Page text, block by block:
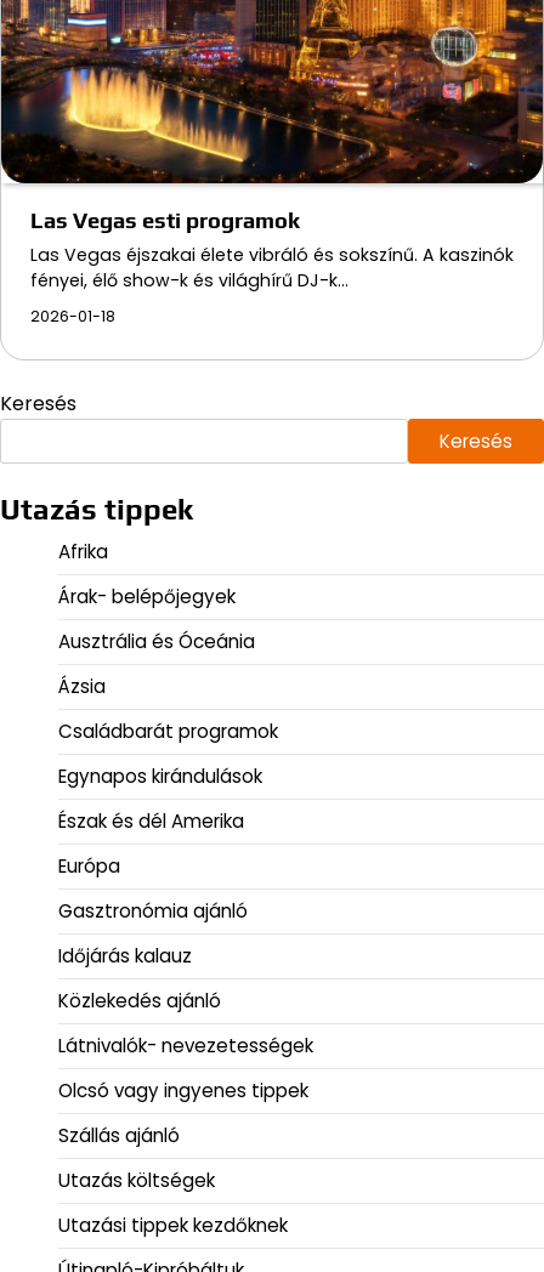
Las Vegas esti programok
Las Vegas éjszakai élete vibráló és sokszínű. A kaszinók
fényei, élő show-k és világhírű DJ-k…
2026-01-18
Keresés
Keresés
Utazás tippek
Afrika
Árak- belépőjegyek
Ausztrália és Óceánia
Ázsia
Családbarát programok
Egynapos kirándulások
Észak és dél Amerika
Európa
Gasztronómia ajánló
Időjárás kalauz
Közlekedés ajánló
Látnivalók- nevezetességek
Olcsó vagy ingyenes tippek
Szállás ajánló
Utazás költségek
Utazási tippek kezdőknek